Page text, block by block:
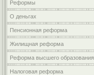
Реформы
О деньгах
Пенсионная реформа
Жилищная реформа
Реформа высшего образования
Налоговая реформа